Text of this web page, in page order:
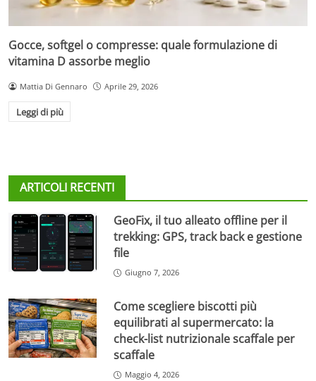
Gocce, softgel o compresse: quale formulazione di
vitamina D assorbe meglio
Mattia Di Gennaro Aprile 29, 2026
Leggi di più
ARTICOLI RECENTI
GeoFix, il tuo alleato offline per il
trekking: GPS, track back e gestione
file
Giugno 7, 2026
Come scegliere biscotti più
equilibrati al supermercato: la
check-list nutrizionale scaffale per
scaffale
Maggio 4, 2026